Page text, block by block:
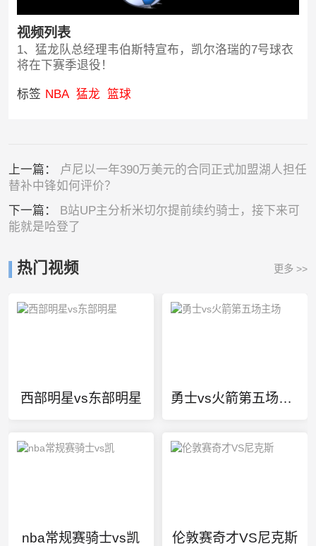
视频列表
1、猛龙队总经理韦伯斯特宣布，凯尔洛瑞的7号球衣
将在下赛季退役！
标签 NBA 猛龙 篮球
上一篇：
卢尼以一年390万美元的合同正式加盟湖人担任
替补中锋如何评价？
下一篇：
B站UP主分析米切尔提前续约骑士，接下来可
能就是哈登了
热门视频 更多 >>
西部明星vs东部明星 勇士vs火箭第五场主场
nba常规赛骑士vs凯 伦敦赛奇才VS尼克斯